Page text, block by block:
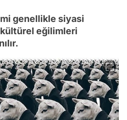
genellikle siyasi
eğilimleri